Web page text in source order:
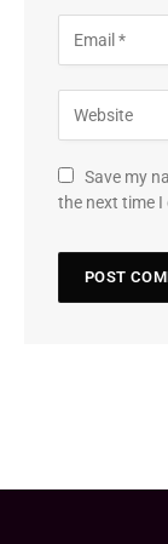
Save my
the next time I